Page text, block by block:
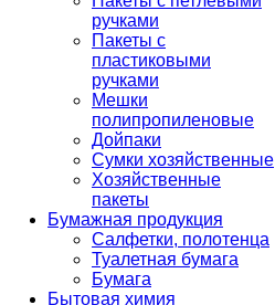
ручками
Пакеты с
пластиковыми
ручками
Мешки
полипропиленовые
Дойпаки
Сумки хозяйственные
Хозяйственные
пакеты
Бумажная продукция
Салфетки, полотенца
Туалетная бумага
Бумага
Бытовая химия